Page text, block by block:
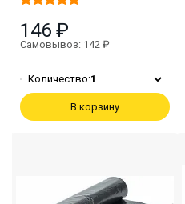
146 ₽
Самовывоз: 142 ₽
Количество:1
В корзину